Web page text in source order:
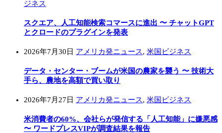
ジネス
スクエア、人工知能検索コマースに進出 〜 チャットGPT
とクロードのプラグインを発表
2026年7月30日 アメリカ発ニュース, 米国ビジネス
データ・センター・ブームが米国の農家を襲う 〜 技術大
手ら、農地を高額で買い取り
2026年7月27日 アメリカ発ニュース, 米国ビジネス
米消費者の60%、会社らが発信する「人工知能」に嫌悪感
〜 ワードプレスVIPが調査結果を報告